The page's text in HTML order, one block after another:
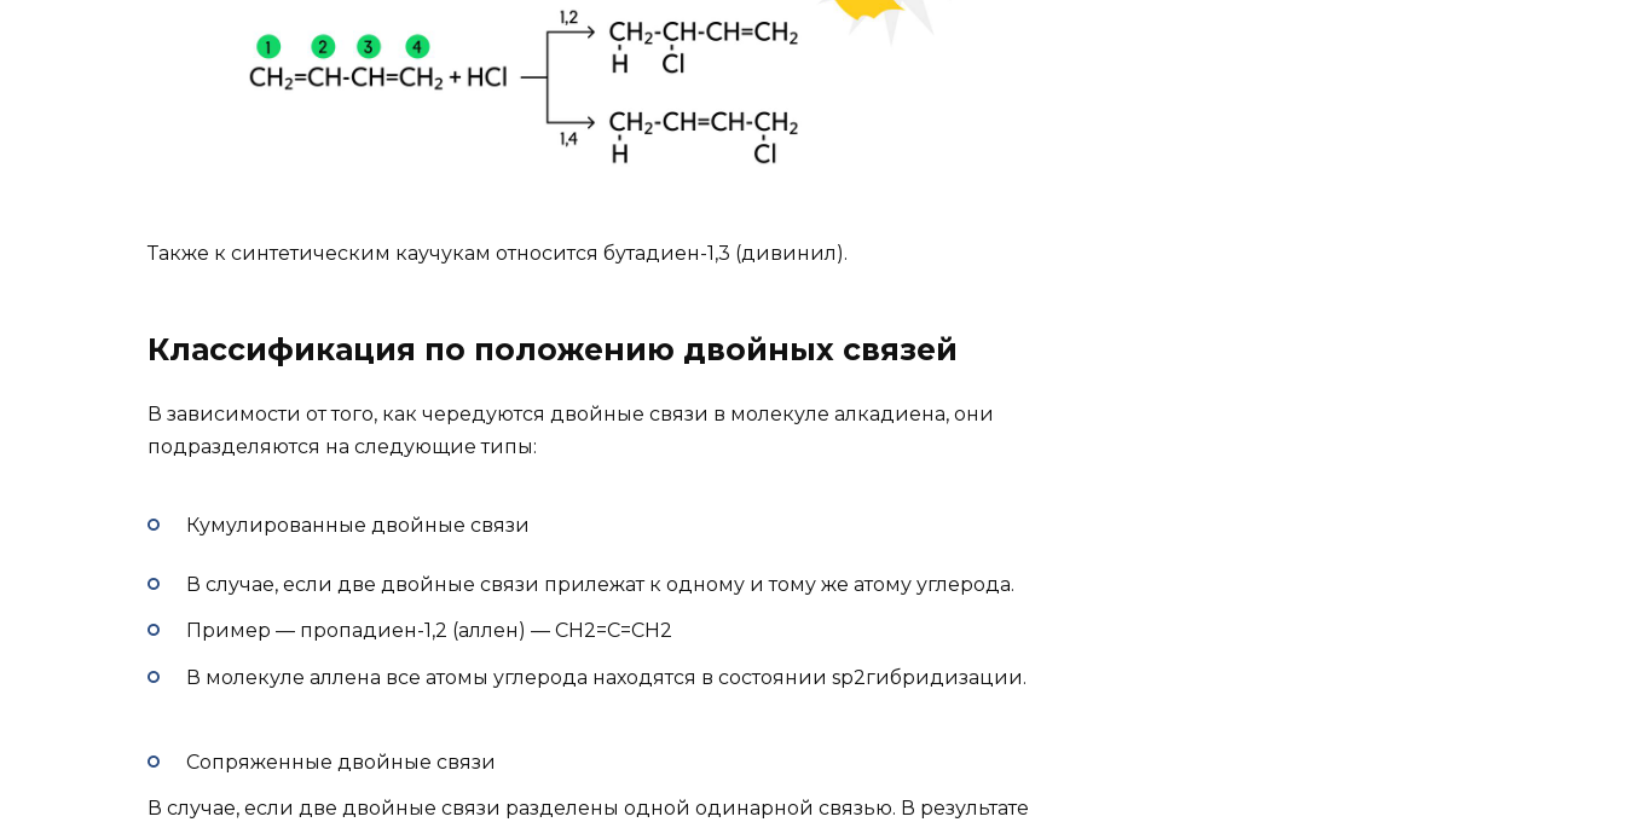
Также к синтетическим каучукам относится бутадиен-1,3 (дивинил).
Классификация по положению двойных связей
В зависимости от того, как чередуются двойные связи в молекуле алкадиена, они
подразделяются на следующие типы:
Кумулированные двойные связи
В случае, если две двойные связи прилежат к одному и тому же атому углерода.
Пример — пропадиен-1,2 (аллен) — CH2=C=CH2
В молекуле аллена все атомы углерода находятся в состоянии sp2гибридизации.
Сопряженные двойные связи
В случае, если две двойные связи разделены одной одинарной связью. В результате